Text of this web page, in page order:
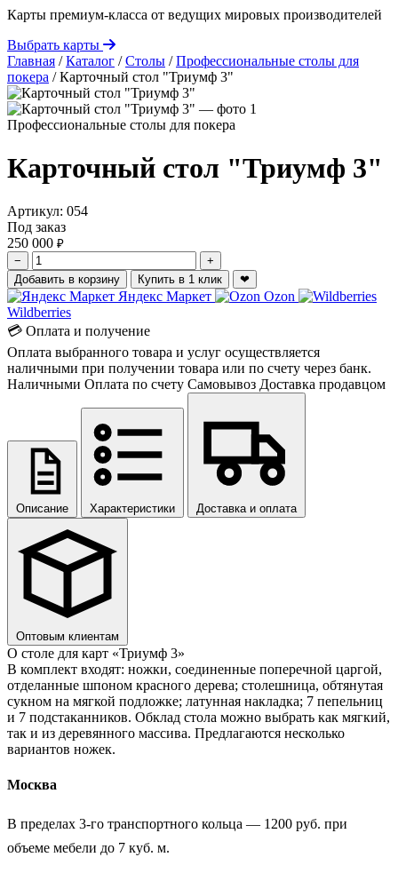
Карты премиум-класса от ведущих мировых производителей
Выбрать карты
Главная / Каталог / Столы / Профессиональные столы для
покера / Карточный стол "Триумф 3"
Профессиональные столы для покера
Карточный стол "Триумф 3"
Артикул: 054
Под заказ
250 000 ₽
−
+
Добавить в корзину
Купить в 1 клик ❤
Яндекс Маркет
Ozon
Wildberries
💳 Оплата и получение
Оплата выбранного товара и услуг осуществляется
наличными при получении товара или по счету через банк.
Наличными Оплата по счету Самовывоз Доставка продавцом
Описание Характеристики Доставка и оплата
Оптовым клиентам
О столе для карт «Триумф 3»
В комплект входят: ножки, соединенные поперечной царгой,
отделанные шпоном красного дерева; столешница, обтянутая
сукном на мягкой подложке; латунная накладка; 7 пепельниц
и 7 подстаканников. Обклад стола можно выбрать как мягкий,
так и из деревянного массива. Предлагаются несколько
вариантов ножек.
Москва
В пределах 3-го транспортного кольца — 1200 руб. при
объеме мебели до 7 куб. м.